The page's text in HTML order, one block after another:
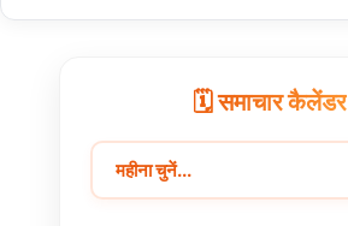
🗓️ समाचार कैलेंडर